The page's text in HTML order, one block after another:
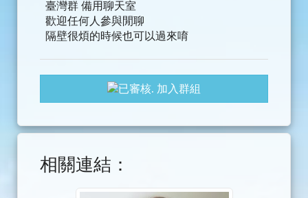
臺灣群 備用聊天室
歡迎任何人參與閒聊
隔壁很煩的時候也可以過來唷
加入群組
相關連結：